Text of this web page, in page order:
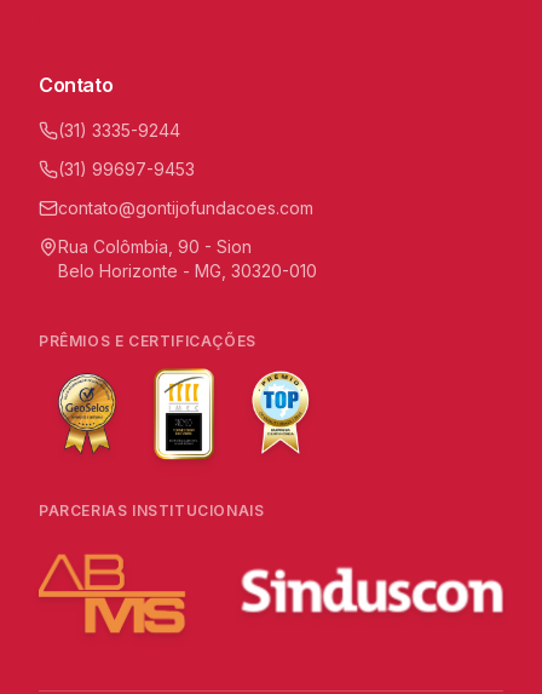
Contato
(31) 3335-9244
(31) 99697-9453
contato@gontijofundacoes.com
Rua Colômbia, 90 - Sion
Belo Horizonte - MG, 30320-010
PRÊMIOS E CERTIFICAÇÕES
PARCERIAS INSTITUCIONAIS